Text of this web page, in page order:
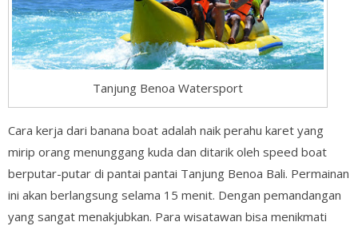
Tanjung Benoa Watersport
Cara kerja dari banana boat adalah naik perahu karet yang
mirip orang menunggang kuda dan ditarik oleh speed boat
berputar-putar di pantai pantai Tanjung Benoa Bali. Permainan
ini akan berlangsung selama 15 menit. Dengan pemandangan
yang sangat menakjubkan. Para wisatawan bisa menikmati